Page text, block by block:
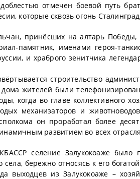
отмечен боевой путь
которые сквозь огонь
принёсших на алтарь
памятник, именами героя-
и храброго зенитчика
строительство
жителей были
когда во главе коллективного
механизаторов и животноводов
он проработал более
развитием во всех
селение Залукокоаже было
бережно относясь к его
выходцев из Залукокоаже –